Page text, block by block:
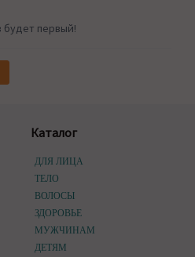
будет первый!
Каталог
ДЛЯ ЛИЦА
ТЕЛО
ВОЛОСЫ
ЗДОРОВЬЕ
МУЖЧИНАМ
ДЕТЯМ